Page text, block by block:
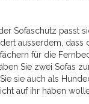
Sofaschutz passt
ausserdem,
für die
Sie zwei Sofas
sie auch als
auf ihr haben